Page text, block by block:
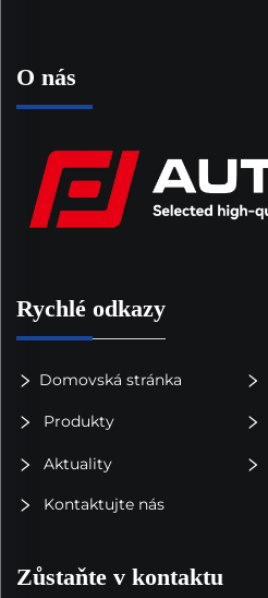
O nás
Rychlé odkazy
Domovská stránka
Produkty
Aktuality
Kontaktujte nás
Zůstaňte v kontaktu